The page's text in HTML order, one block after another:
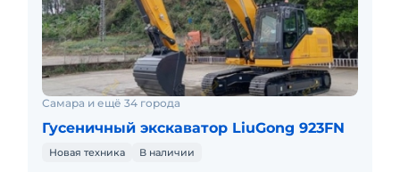
Самара и ещё 34 города
Гусеничный экскаватор LiuGong 923FN
Новая техника В наличии